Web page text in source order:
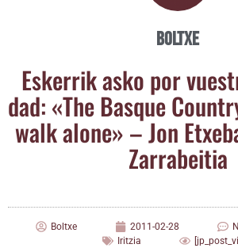
Boltxe
Eske­rrik asko por
dad: «The Bas­que
walk alo­ne» – Jon
Zarrabeitia
Boltxe 2011-02-28
Iritzia